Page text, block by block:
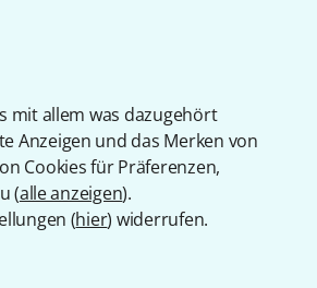
mit allem was dazugehört
Anzeigen und das Merken von
Cookies für Präferenzen,
(alle anzeigen).
(hier) widerrufen.